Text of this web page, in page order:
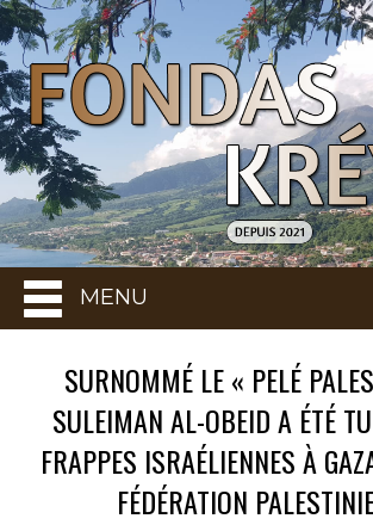
MENU
SURNOMMÉ LE « PELÉ
SULEIMAN AL-OBEID A ÉTÉ
FRAPPES ISRAÉLIENNES À
FÉDÉRATION